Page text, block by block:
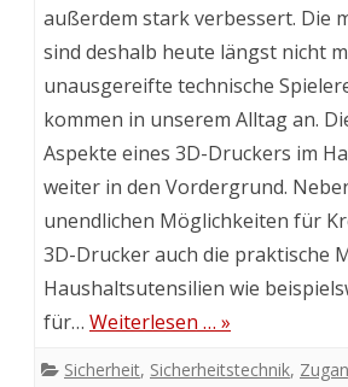
außerdem stark verbessert. Die
sind deshalb heute längst nicht
unausgereifte technische
kommen in unserem Alltag an.
Aspekte eines 3D-Druckers im
weiter in den Vordergrund.
unendlichen Möglichkeiten für
3D-Drucker auch die praktische
Haushaltsutensilien wie
für… Weiterlesen … »
Sicherheit, Sicherheitstechnik,